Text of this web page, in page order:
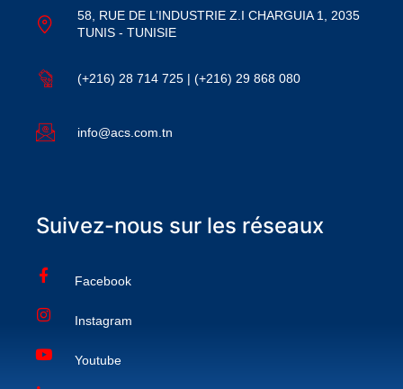
58, RUE DE L’INDUSTRIE Z.I CHARGUIA 1, 2035
TUNIS - TUNISIE
(+216) 28 714 725 | (+216) 29 868 080
info@acs.com.tn
Suivez-nous sur les réseaux
Facebook
Instagram
Youtube